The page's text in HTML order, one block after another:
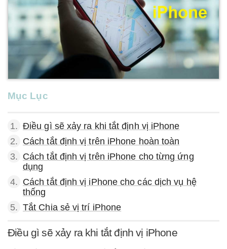
Mục Lục
1. Điều gì sẽ xảy ra khi tắt định vị iPhone
2. Cách tắt định vị trên iPhone hoàn toàn
3. Cách tắt định vị trên iPhone cho từng ứng
dụng
4. Cách tắt định vị iPhone cho các dịch vụ hệ
thống
5. Tắt Chia sẻ vị trí iPhone
Điều gì sẽ xảy ra khi tắt định vị iPhone